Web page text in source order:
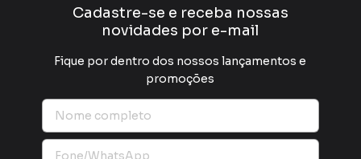
Cadastre-se e receba nossas
novidades por e-mail
Fique por dentro dos nossos lançamentos e
promoções